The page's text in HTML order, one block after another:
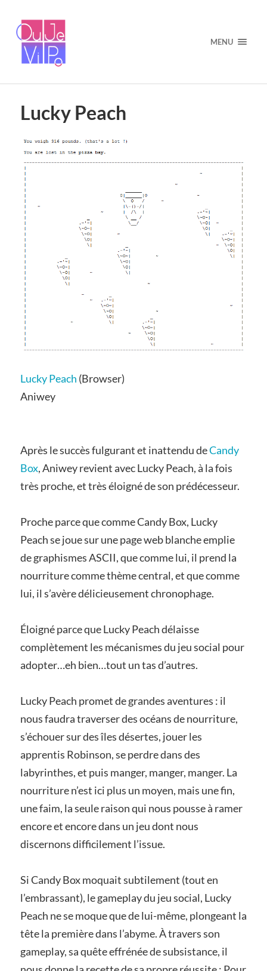
MENU
Lucky Peach
Lucky Peach (Browser)
Aniwey
Après le succès fulgurant et inattendu deCandy
Box, Aniwey revient avec Lucky Peach, à la fois
très proche, et très éloigné de son prédécesseur.
Proche parce que comme Candy Box, Lucky
Peach se joue sur une page web blanche emplie
de graphismes ASCII, que comme lui, il prend la
nourriture comme thème central, et que comme
lui, il s’avère délicieusement chronophage.
Éloigné parce que Lucky Peach délaisse
complètement les mécanismes du jeu social pour
adopter…eh bien…tout un tas d’autres.
Lucky Peach promet de grandes aventures : il
nous faudra traverser des océans de nourriture,
s’échouer sur des îles désertes, jouer les
apprentis Robinson, se perdre dans des
labyrinthes, et puis manger, manger, manger. La
nourriture n’est ici plus un moyen, mais une fin,
une faim, la seule raison qui nous pousse à ramer
encore et encore dans un jeu dont nous
discernons difficilement l’issue.
Si Candy Box moquait subtilement (tout en
l’embrassant), le gameplay du jeu social, Lucky
Peach ne se moque que de lui-même, plongeant la
tête la première dans l’abyme. À travers son
gameplay, sa quête effrénée de subsistance, il